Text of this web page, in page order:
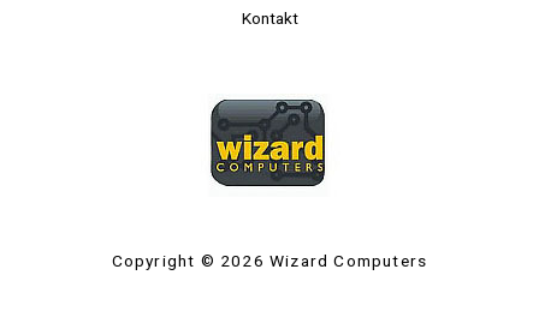
Kontakt
Copyright © 2026 Wizard Computers